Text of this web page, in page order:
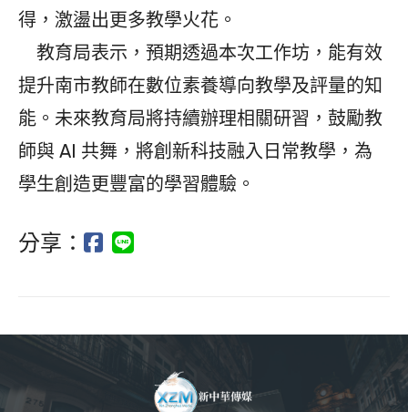
得，激盪出更多教學火花。
教育局表示，預期透過本次工作坊，能有效
提升南市教師在數位素養導向教學及評量的知
能。未來教育局將持續辦理相關研習，鼓勵教
師與 AI 共舞，將創新科技融入日常教學，為
學生創造更豐富的學習體驗。
分享：